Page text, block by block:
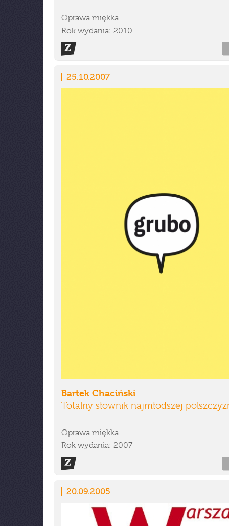
Oprawa miękka
Rok wydania: 2010
25.10.2007
Bartek Chaciński
Totalny słownik najmłodszej
Oprawa miękka
Rok wydania: 2007
20.09.2005